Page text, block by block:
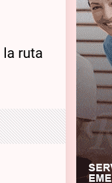
ruta